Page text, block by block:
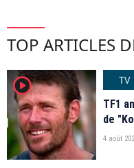
TOP ARTICLES
player2
TV
TF1
de
4 août